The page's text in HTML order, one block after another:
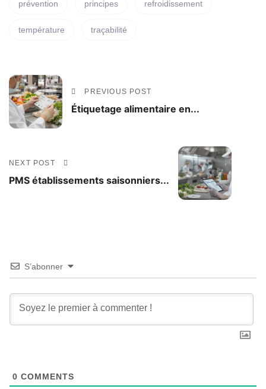
prévention principes refroidissement
température traçabilité
PREVIOUS POST
Étiquetage alimentaire en...
NEXT POST
PMS établissements saisonniers...
S’abonner
0 COMMENTS